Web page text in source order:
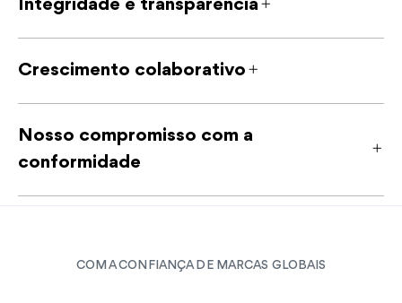
Integridade e transparência
Crescimento colaborativo
Nosso compromisso com a
conformidade
COM A CONFIANÇA DE MARCAS GLOBAIS